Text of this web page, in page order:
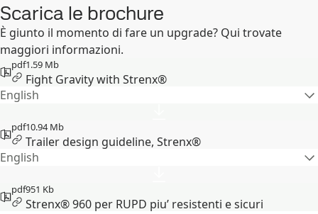
Scarica le brochure
È giunto il momento di fare un upgrade? Qui trovate
maggiori informazioni.
pdf1.59 Mb
Fight Gravity with Strenx®
English
pdf10.94 Mb
Trailer design guideline, Strenx®
English
pdf951 Kb
Strenx® 960 per RUPD piu’ resistenti e sicuri